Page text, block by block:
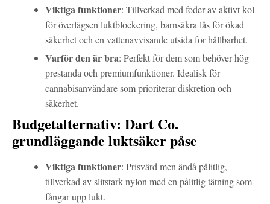
Viktiga funktioner: Tillverkad med foder av aktivt kol
för överlägsen luktblockering, barnsäkra lås för ökad
säkerhet och en vattenavvisande utsida för hållbarhet.
Varför den är bra: Perfekt för dem som behöver hög
prestanda och premiumfunktioner. Idealisk för
cannabisanvändare som prioriterar diskretion och
säkerhet.
Budgetalternativ: Dart Co.
grundläggande luktsäker påse
Viktiga funktioner: Prisvärd men ändå pålitlig,
tillverkad av slitstark nylon med en pålitlig tätning som
fångar upp lukt.